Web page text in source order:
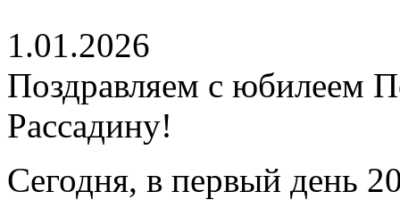
1.01.2026
Поздравляем с юбилеем
Рассадину!
Сегодня, в первый день